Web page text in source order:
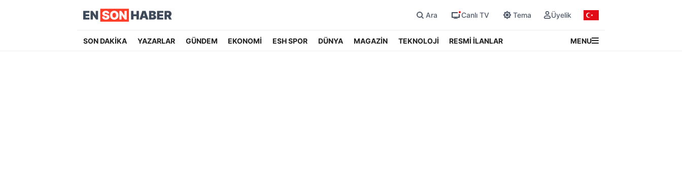
Ara Canlı TV Tema Üyelik
SON DAKİKA YAZARLAR GÜNDEM EKONOMİ ESH SPOR DÜNYA MAGAZİN TEKNOLOJİ RESMİ İLANLAR MENU